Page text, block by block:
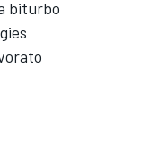
biturbo